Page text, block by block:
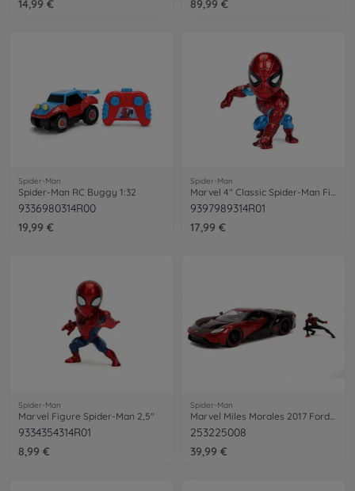
14,99 €
89,99 €
Spider-Man
Spider-Man RC Buggy 1:32
9336980314R00
19,99 €
Spider-Man
Marvel 4" Classic Spider-Man Figure
9397989314R01
17,99 €
Spider-Man
Marvel Figure Spider-Man 2,5"
9334354314R01
8,99 €
Spider-Man
253225008
39,99 €